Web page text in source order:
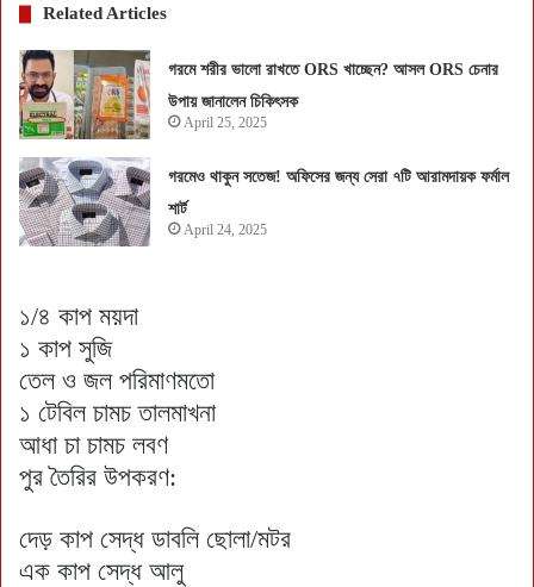
Related Articles
গরমে শরীর ভালো রাখতে ORS খাচ্ছেন? আসল ORS চেনার
উপায় জানালেন চিকিৎসক
April 25, 2025
গরমেও থাকুন সতেজ! অফিসের জন্য সেরা ৭টি আরামদায়ক ফর্মাল
শার্ট
April 24, 2025
১/৪ কাপ ময়দা
১ কাপ সুজি
তেল ও জল পরিমাণমতো
১ টেবিল চামচ তালমাখনা
আধা চা চামচ লবণ
পুর তৈরির উপকরণ:
দেড় কাপ সেদ্ধ ডাবলি ছোলা/মটর
এক কাপ সেদ্ধ আলু